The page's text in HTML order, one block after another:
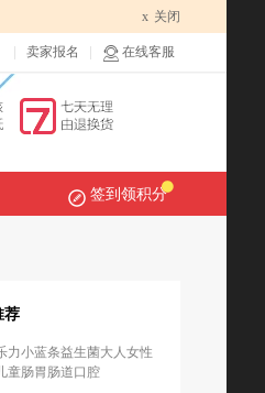
x 关闭
卖家报名 在线客服
签到领积分
荐
力小蓝条益生菌大人女性
童肠胃肠道口腔